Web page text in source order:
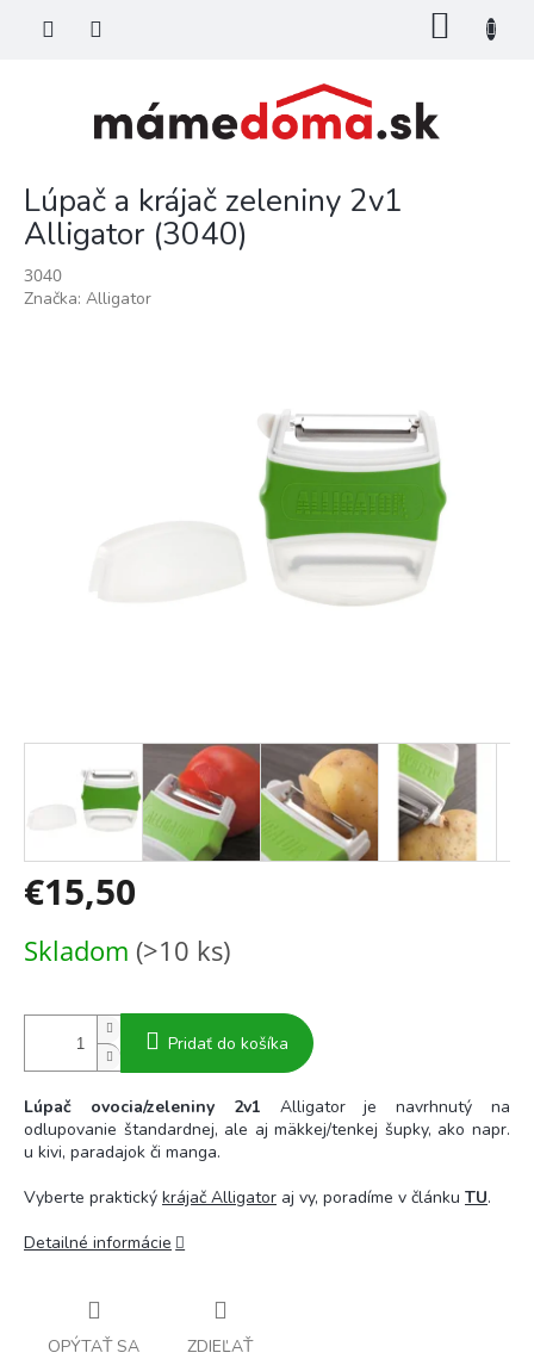
Lúpač a krájač zeleniny 2v1
Alligator (3040)
3040
Značka: Alligator
€15,50
cena:
Skladom (>10 ks)
Pridať do košíka
Lúpač ovocia/zeleniny 2v1 Alligator je navrhnutý na
odlupovanie štandardnej, ale aj mäkkej/tenkej šupky, ako napr.
u kivi, paradajok či manga.
Vyberte praktický krájač Alligator aj vy, poradíme v článku TU.
Detailné informácie
OPÝTAŤ SA ZDIEĽAŤ